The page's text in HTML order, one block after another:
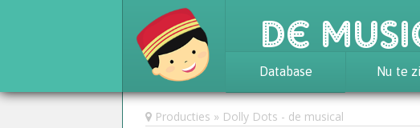
De
Database
Achtergrond
Nu te
Producties Dolly Dots - de musical